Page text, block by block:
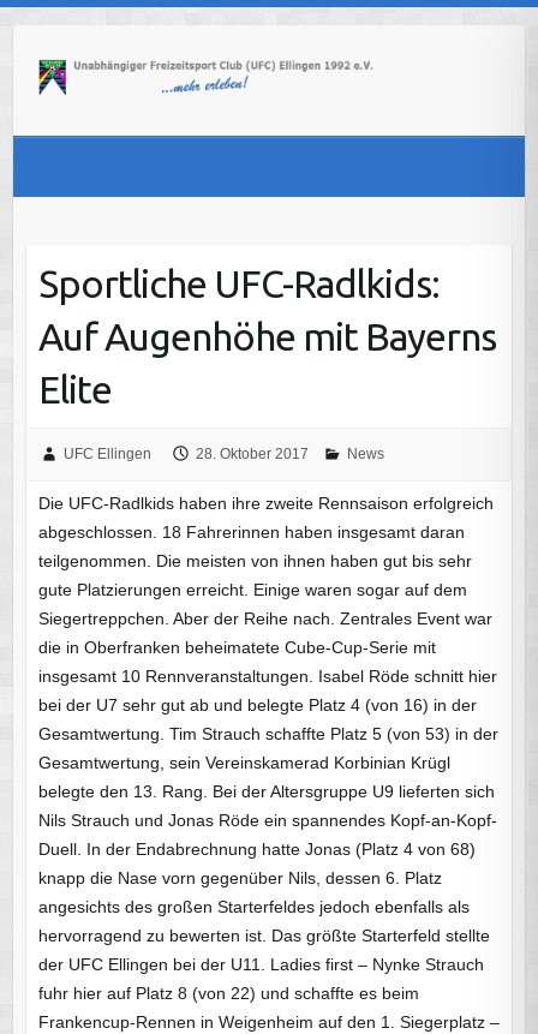
content
Sportliche UFC-Radlkids:
Auf Augenhöhe mit Bayerns
Elite
UFC Ellingen 28. Oktober 2017 News
Die UFC-Radlkids haben ihre zweite Rennsaison erfolgreich
abgeschlossen. 18 Fahrerinnen haben insgesamt daran
teilgenommen. Die meisten von ihnen haben gut bis sehr
gute Platzierungen erreicht. Einige waren sogar auf dem
Siegertreppchen. Aber der Reihe nach. Zentrales Event war
die in Oberfranken beheimatete Cube-Cup-Serie mit
insgesamt 10 Rennveranstaltungen. Isabel Röde schnitt hier
bei der U7 sehr gut ab und belegte Platz 4 (von 16) in der
Gesamtwertung. Tim Strauch schaffte Platz 5 (von 53) in der
Gesamtwertung, sein Vereinskamerad Korbinian Krügl
belegte den 13. Rang. Bei der Altersgruppe U9 lieferten sich
Nils Strauch und Jonas Röde ein spannendes Kopf-an-Kopf-
Duell. In der Endabrechnung hatte Jonas (Platz 4 von 68)
knapp die Nase vorn gegenüber Nils, dessen 6. Platz
angesichts des großen Starterfeldes jedoch ebenfalls als
hervorragend zu bewerten ist. Das größte Starterfeld stellte
der UFC Ellingen bei der U11. Ladies first – Nynke Strauch
fuhr hier auf Platz 8 (von 22) und schaffte es beim
Frankencup-Rennen in Weigenheim auf den 1. Siegerplatz –